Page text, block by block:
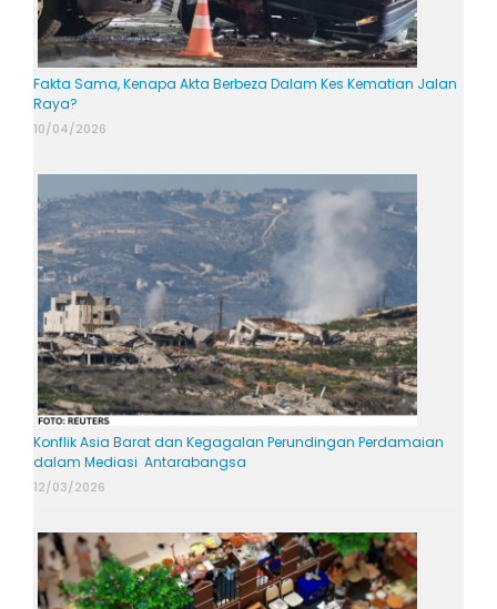
Fakta Sama, Kenapa Akta Berbeza Dalam Kes Kematian Jalan
Raya?
10/04/2026
Konflik Asia Barat dan Kegagalan Perundingan Perdamaian
dalam Mediasi Antarabangsa
12/03/2026